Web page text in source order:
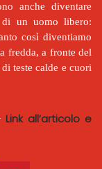
anche diventare
un uomo libero:
così diventiamo
fredda, a fronte del
teste calde e cuori
Link all’articolo e